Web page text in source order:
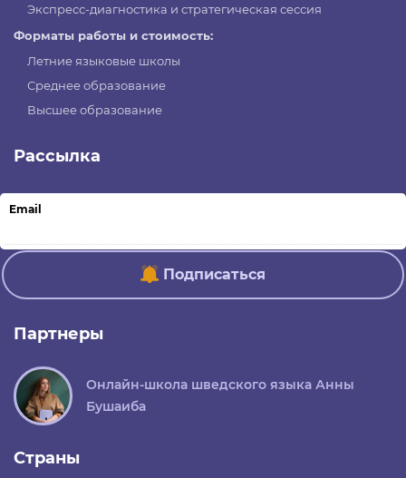
Экспресс-диагностика и стратегическая сессия
Форматы работы и стоимость:
Летние языковые школы
Среднее образование
Высшее образование
Рассылка
Email
Подписаться
Партнеры
Онлайн-школа шведского языка Анны
Бушаиба
Страны